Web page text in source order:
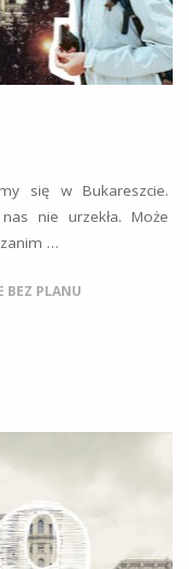
się w Bukareszcie.
nie urzekła. Może
…
BEZ PLANU